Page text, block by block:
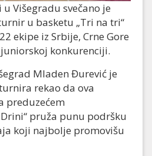
Višegradu svečano je
u basketu „Tri na tri“
ekipe iz Srbije, Crne Gore
konkurenciji.
Mladen Đurević je
rekao da ova
preduzećem
pruža punu podršku
koji najbolje promovišu